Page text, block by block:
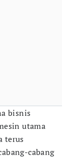
bisnis
utama
terus
cabang